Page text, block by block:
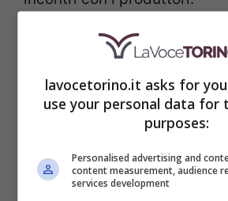
lavocetorino.it asks for
use your personal data for
purposes:
Personalised advertising and
content measurement, audience
services development